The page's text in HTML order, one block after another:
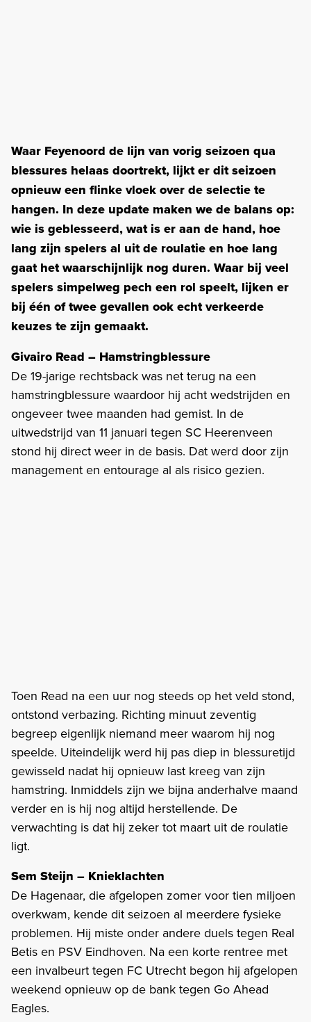
Waar Feyenoord de lijn van vorig seizoen qua
blessures helaas doortrekt, lijkt er dit seizoen
opnieuw een flinke vloek over de selectie te
hangen. In deze update maken we de balans op:
wie is geblesseerd, wat is er aan de hand, hoe
lang zijn spelers al uit de roulatie en hoe lang
gaat het waarschijnlijk nog duren. Waar bij veel
spelers simpelweg pech een rol speelt, lijken er
bij één of twee gevallen ook echt verkeerde
keuzes te zijn gemaakt.
Givairo Read – Hamstringblessure
De 19-jarige rechtsback was net terug na een
hamstringblessure waardoor hij acht wedstrijden en
ongeveer twee maanden had gemist. In de
uitwedstrijd van 11 januari tegen SC Heerenveen
stond hij direct weer in de basis. Dat werd door zijn
management en entourage al als risico gezien.
Toen Read na een uur nog steeds op het veld stond,
ontstond verbazing. Richting minuut zeventig
begreep eigenlijk niemand meer waarom hij nog
speelde. Uiteindelijk werd hij pas diep in blessuretijd
gewisseld nadat hij opnieuw last kreeg van zijn
hamstring. Inmiddels zijn we bijna anderhalve maand
verder en is hij nog altijd herstellende. De
verwachting is dat hij zeker tot maart uit de roulatie
ligt.
Sem Steijn – Knieklachten
De Hagenaar, die afgelopen zomer voor tien miljoen
overkwam, kende dit seizoen al meerdere fysieke
problemen. Hij miste onder andere duels tegen Real
Betis en PSV Eindhoven. Na een korte rentree met
een invalbeurt tegen FC Utrecht begon hij afgelopen
weekend opnieuw op de bank tegen Go Ahead
Eagles.